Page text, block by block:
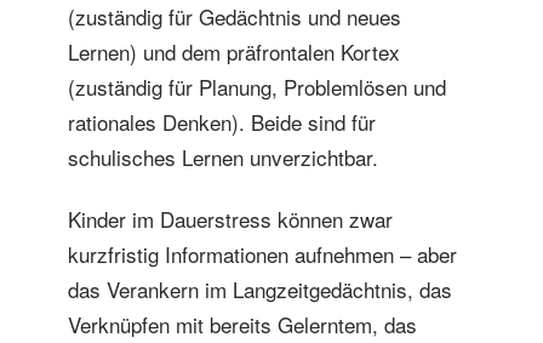
(zuständig für Gedächtnis und neues
Lernen) und dem präfrontalen Kortex
(zuständig für Planung, Problemlösen und
rationales Denken). Beide sind für
schulisches Lernen unverzichtbar.
Kinder im Dauerstress können zwar
kurzfristig Informationen aufnehmen – aber
das Verankern im Langzeitgedächtnis, das
Verknüpfen mit bereits Gelerntem, das